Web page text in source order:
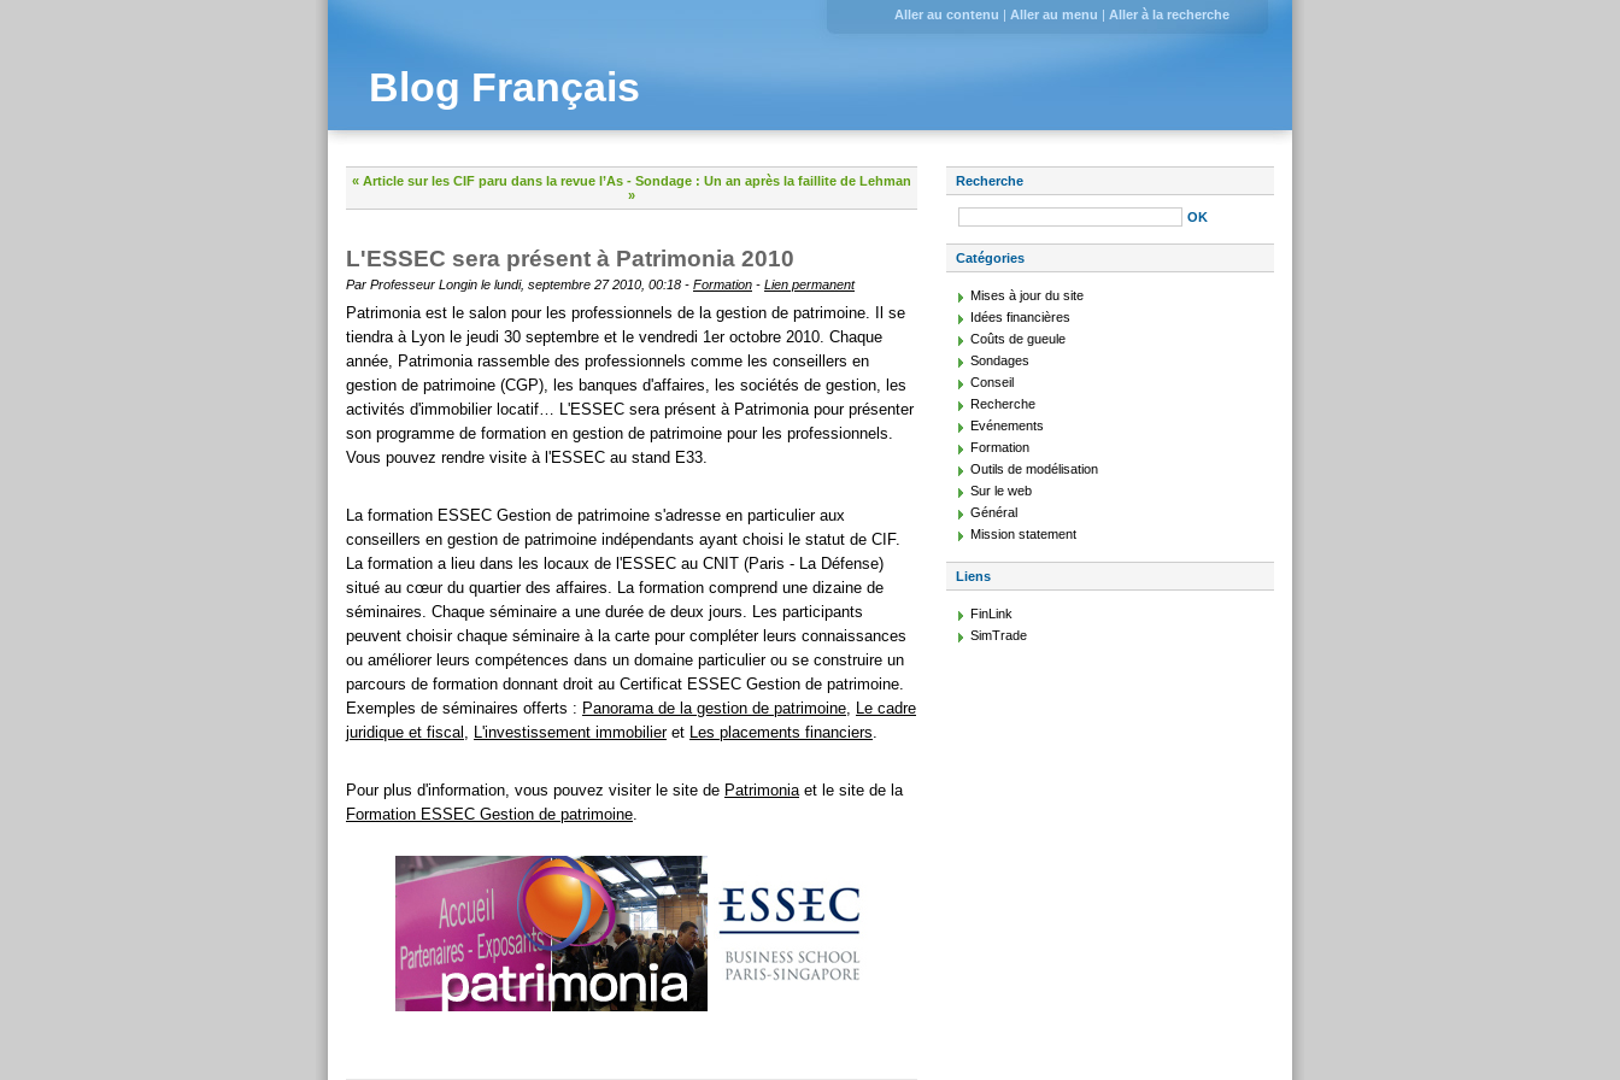
Blog Français
Aller au contenu | Aller au menu | Aller à la recherche
« Article sur les CIF paru dans la revue l’As - Sondage : Un an après la faillite de Lehman
»
L'ESSEC sera présent à Patrimonia 2010
Par Professeur Longin le lundi, septembre 27 2010, 00:18 - Formation - Lien permanent
Patrimonia est le salon pour les professionnels de la gestion de patrimoine. Il se
tiendra à Lyon le jeudi 30 septembre et le vendredi 1er octobre 2010. Chaque
année, Patrimonia rassemble des professionnels comme les conseillers en
gestion de patrimoine (CGP), les banques d'affaires, les sociétés de gestion, les
activités d'immobilier locatif… L'ESSEC sera présent à Patrimonia pour présenter
son programme de formation en gestion de patrimoine pour les professionnels.
Vous pouvez rendre visite à l'ESSEC au stand E33.
La formation ESSEC Gestion de patrimoine s'adresse en particulier aux
conseillers en gestion de patrimoine indépendants ayant choisi le statut de CIF.
La formation a lieu dans les locaux de l'ESSEC au CNIT (Paris - La Défense)
situé au cœur du quartier des affaires. La formation comprend une dizaine de
séminaires. Chaque séminaire a une durée de deux jours. Les participants
peuvent choisir chaque séminaire à la carte pour compléter leurs connaissances
ou améliorer leurs compétences dans un domaine particulier ou se construire un
parcours de formation donnant droit au Certificat ESSEC Gestion de patrimoine.
Exemples de séminaires offerts : Panorama de la gestion de patrimoine, Le cadre
juridique et fiscal , L'investissement immobilieret Les placements financiers.
Pour plus d'information, vous pouvez visiter le site de Patrimoniaet le site de la
Formation ESSEC Gestion de patrimoine.
Recherche
Catégories
Mises à jour du site
Idées financières
Coûts de gueule
Sondages
Conseil
Recherche
Evénements
Formation
Outils de modélisation
Sur le web
Général
Mission statement
Liens
FinLink
SimTrade